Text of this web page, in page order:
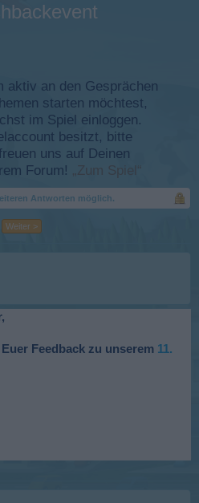
aktiv an den Gesprächen
starten möchtest,
im Spiel einloggen.
besitzt, bitte
uns auf Deinen
Forum! „Zum Spiel“
Antworten möglich.
Weiter >
Feedback zu unserem 11.